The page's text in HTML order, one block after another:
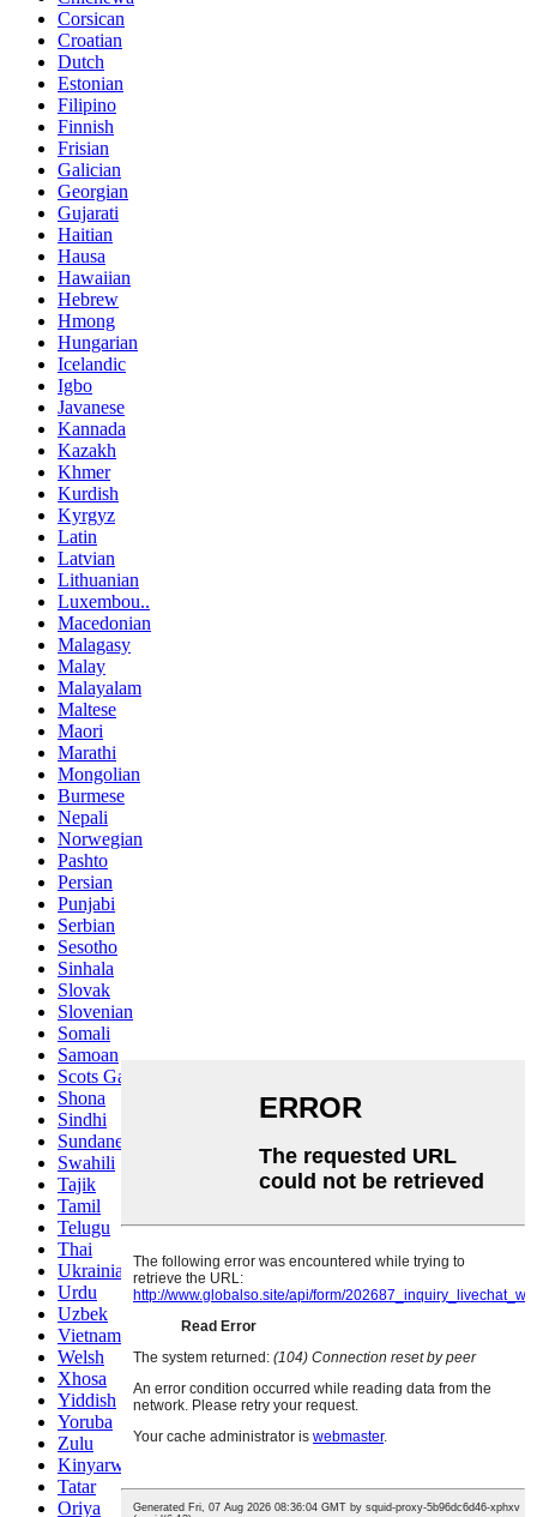
Corsican
Croatian
Dutch
Estonian
Filipino
Finnish
Frisian
Galician
Georgian
Gujarati
Haitian
Hausa
Hawaiian
Hebrew
Hmong
Hungarian
Icelandic
Igbo
Javanese
Kannada
Kazakh
Khmer
Kurdish
Kyrgyz
Latin
Latvian
Lithuanian
Luxembou..
Macedonian
Malagasy
Malay
Malayalam
Maltese
Maori
Marathi
Mongolian
Burmese
Nepali
Norwegian
Pashto
Persian
Punjabi
Serbian
Sesotho
Sinhala
Slovak
Slovenian
Somali
Samoan
Scots Gaelic
Shona
Sindhi
Sundanese
Swahili
Tajik
Tamil
Telugu
Thai
Ukrainian
Urdu
Uzbek
Vietnamese
Welsh
Xhosa
Yiddish
Yoruba
Zulu
Kinyarwanda
Tatar
Oriya